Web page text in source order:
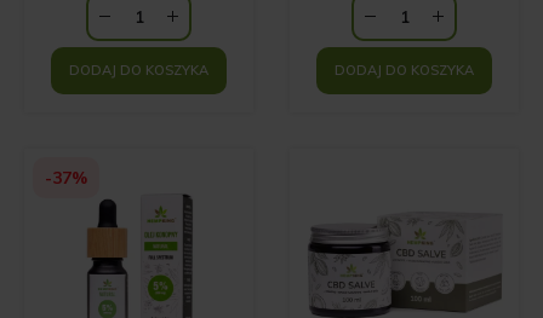
DODAJ DO KOSZYKA DODAJ DO KOSZYKA
-37%